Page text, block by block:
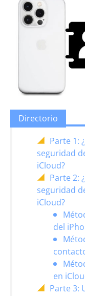
Directorio
Parte 1:
seguridad
iCloud?
Parte 2:
seguridad
iCloud?
del
en
Parte 3: